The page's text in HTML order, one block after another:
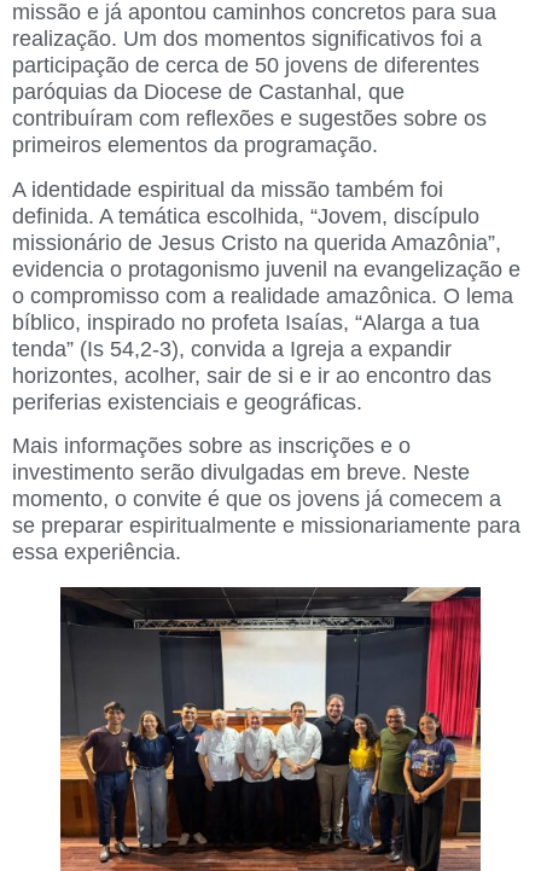
missão e já apontou caminhos concretos para sua
realização. Um dos momentos significativos foi a
participação de cerca de 50 jovens de diferentes
paróquias da Diocese de Castanhal, que
contribuíram com reflexões e sugestões sobre os
primeiros elementos da programação.
A identidade espiritual da missão também foi
definida. A temática escolhida, “Jovem, discípulo
missionário de Jesus Cristo na querida Amazônia”,
evidencia o protagonismo juvenil na evangelização e
o compromisso com a realidade amazônica. O lema
bíblico, inspirado no profeta Isaías, “Alarga a tua
tenda” (Is 54,2-3), convida a Igreja a expandir
horizontes, acolher, sair de si e ir ao encontro das
periferias existenciais e geográficas.
Mais informações sobre as inscrições e o
investimento serão divulgadas em breve. Neste
momento, o convite é que os jovens já comecem a
se preparar espiritualmente e missionariamente para
essa experiência.